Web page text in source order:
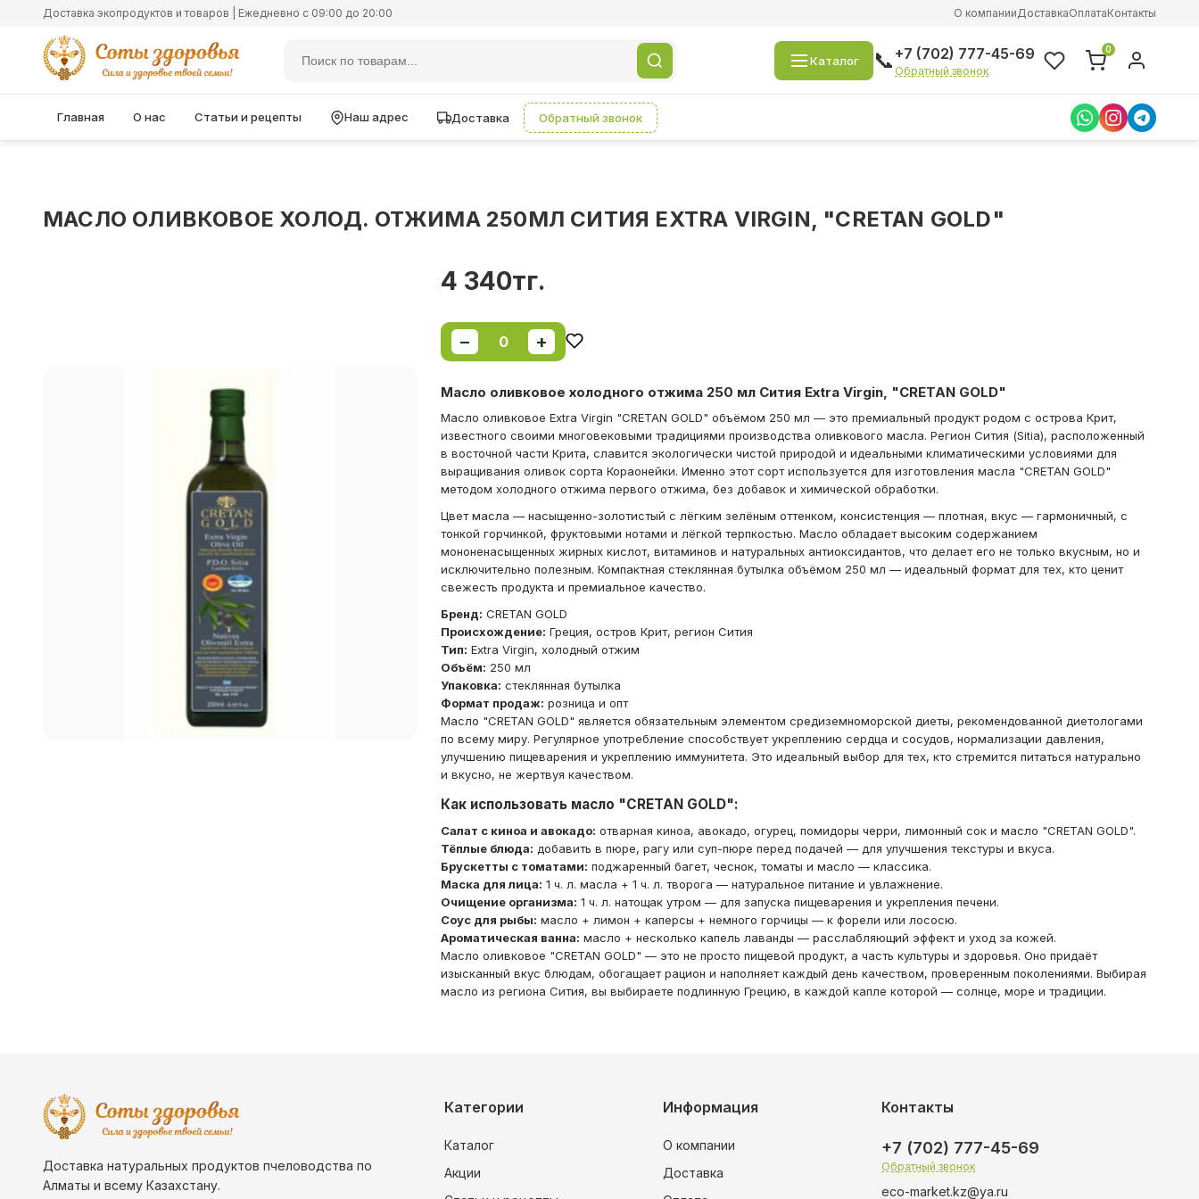
Доставка экопродуктов и товаров | Ежедневно с 09:00 до 20:00 О компанииДоставкаОплатаКонтакты
Каталог 📞 +7 (702) 777-45-69
Обратный звонок
0
Главная О нас Статьи и рецепты Наш адрес Доставка Обратный звонок
МАСЛО ОЛИВКОВОЕ ХОЛОД. ОТЖИМА 250МЛ СИТИЯ EXTRA VIRGIN, "CRETAN GOLD"
4 340тг.
− 0 +
Масло оливковое холодного отжима 250 мл Сития Extra Virgin, "CRETAN GOLD"
Масло оливковое Extra Virgin "CRETAN GOLD" объёмом 250 мл — это премиальный продукт родом с острова Крит,
известного своими многовековыми традициями производства оливкового масла. Регион Сития (Sitia), расположенный
в восточной части Крита, славится экологически чистой природой и идеальными климатическими условиями для
выращивания оливок сорта Кораонейки. Именно этот сорт используется для изготовления масла "CRETAN GOLD"
методом холодного отжима первого отжима, без добавок и химической обработки.
Цвет масла — насыщенно-золотистый с лёгким зелёным оттенком, консистенция — плотная, вкус — гармоничный, с
тонкой горчинкой, фруктовыми нотами и лёгкой терпкостью. Масло обладает высоким содержанием
мононенасыщенных жирных кислот, витаминов и натуральных антиоксидантов, что делает его не только вкусным, но и
исключительно полезным. Компактная стеклянная бутылка объёмом 250 мл — идеальный формат для тех, кто ценит
свежесть продукта и премиальное качество.
Бренд: CRETAN GOLD
Происхождение: Греция, остров Крит, регион Сития
Тип: Extra Virgin, холодный отжим
Объём: 250 мл
Упаковка: стеклянная бутылка
Формат продаж: розница и опт
Масло "CRETAN GOLD" является обязательным элементом средиземноморской диеты, рекомендованной диетологами
по всему миру. Регулярное употребление способствует укреплению сердца и сосудов, нормализации давления,
улучшению пищеварения и укреплению иммунитета. Это идеальный выбор для тех, кто стремится питаться натурально
и вкусно, не жертвуя качеством.
Как использовать масло "CRETAN GOLD":
Салат с киноа и авокадо: отварная киноа, авокадо, огурец, помидоры черри, лимонный сок и масло "CRETAN GOLD".
Тёплые блюда: добавить в пюре, рагу или суп-пюре перед подачей — для улучшения текстуры и вкуса.
Брускетты с томатами: поджаренный багет, чеснок, томаты и масло — классика.
Маска для лица: 1 ч. л. масла + 1 ч. л. творога — натуральное питание и увлажнение.
Очищение организма: 1 ч. л. натощак утром — для запуска пищеварения и укрепления печени.
Соус для рыбы: масло + лимон + каперсы + немного горчицы — к форели или лососю.
Ароматическая ванна: масло + несколько капель лаванды — расслабляющий эффект и уход за кожей.
Масло оливковое "CRETAN GOLD" — это не просто пищевой продукт, а часть культуры и здоровья. Оно придаёт
изысканный вкус блюдам, обогащает рацион и наполняет каждый день качеством, проверенным поколениями. Выбирая
масло из региона Сития, вы выбираете подлинную Грецию, в каждой капле которой — солнце, море и традиции.
Доставка натуральных продуктов пчеловодства по
Алматы и всему Казахстану.
Категории
Каталог
Акции
Информация
О компании
Доставка
Контакты
+7 (702) 777-45-69
Обратный звонок
eco-market.kz@ya.ru